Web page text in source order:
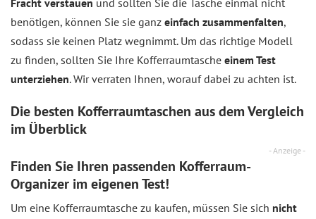
Fracht verstauen und sollten Sie die Tasche einmal nicht
benötigen, können Sie sie ganz einfach zusammenfalten,
sodass sie keinen Platz wegnimmt. Um das richtige Modell
zu finden, sollten Sie Ihre Kofferraumtasche einem Test
unterziehen. Wir verraten Ihnen, worauf dabei zu achten ist.
Die besten Kofferraumtaschen aus demVergleich
im Überblick
- Anzeige -
Finden Sie Ihren passenden Kofferraum-
Organizer im eigenen Test!
Um eine Kofferraumtasche zu kaufen, müssen Sie sich nicht